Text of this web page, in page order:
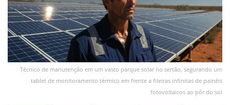
Técnico de manutenção em um vasto parque solar no sertão, segurando um
tablet de monitoramento térmico em frente a fileiras infinitas de painéis
fotovoltaicos ao pôr do sol